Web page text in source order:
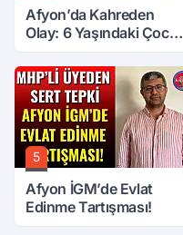
Afyon’da Kahreden
Olay: 6 Yaşındaki Çocuk
5
Afyon İGM’de Evlat
Edinme Tartışması!